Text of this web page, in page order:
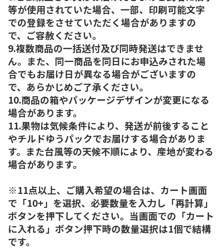
等が使用されていた場合、一部、印刷可能文字
での登録をさせていただく場合がありますの
で、ご容赦ください。
9.複数商品の一括送付及び同時発送はできませ
ん。また、同一商品を同日にお申込みされた場
合でもお届け日が異なる場合がございますの
で、あらかじめご了承ください。
10.商品の箱やパッケージデザインが変更になる
場合があります。
11.果物は気候条件により、発送が前後すること
やチルドゆうパックでお届けする場合がありま
す。また台風等の天候不順により、産地が変わる
場合があります。
※11点以上、ご購入希望の場合は、カート画面
で「10+」を選択、必要数量を入力し「再計算」
ボタンを押下してください。当画面での「カート
に入れる」ボタン押下時の数量選択は1個で結構
です。